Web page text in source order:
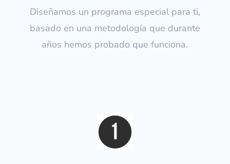
Diseñamos un programa especial para ti,
basado en una metodología que durante
años hemos probado que funciona.